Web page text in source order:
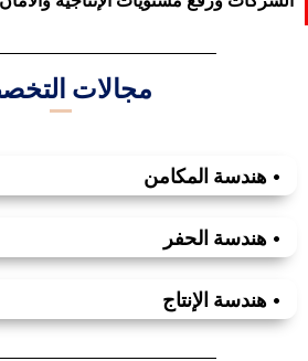
مجالات
• هندسة المكامن
• هندسة الحفر
• هندسة الإنتاج